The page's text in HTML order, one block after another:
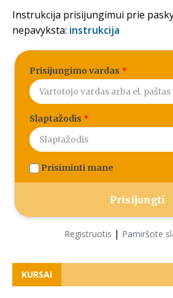
Instrukcija prisijungimui prie
nepavyksta: instrukcija
Prisijungimo vardas *
Slaptažodis *
Prisiminti mane
Registruotis | Pamiršote
KURSAI